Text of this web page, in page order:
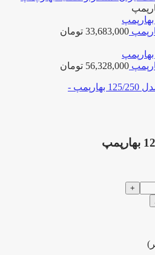
33,683,000 تومان
56,328,000 تومان